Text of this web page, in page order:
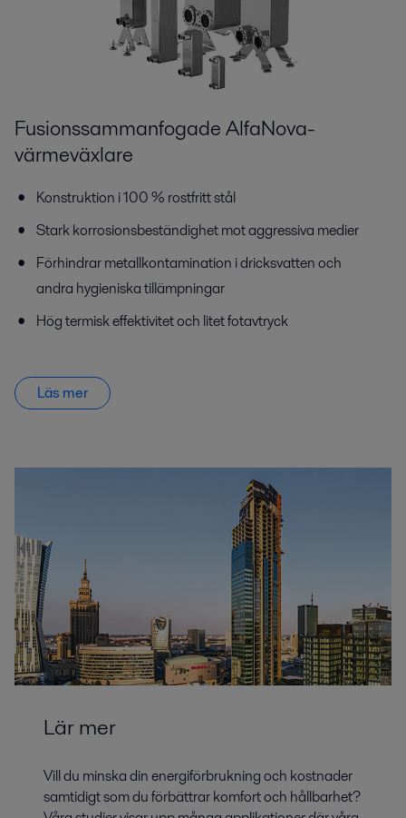
Fusionssammanfogade AlfaNova-
värmeväxlare
Konstruktion i 100 % rostfritt stål
Stark korrosionsbeständighet mot aggressiva medier
Förhindrar metallkontamination i dricksvatten och
andra hygieniska tillämpningar
Hög termisk effektivitet och litet fotavtryck
Läs mer
Lär mer
Vill du minska din energiförbrukning och kostnader
samtidigt som du förbättrar komfort och hållbarhet?